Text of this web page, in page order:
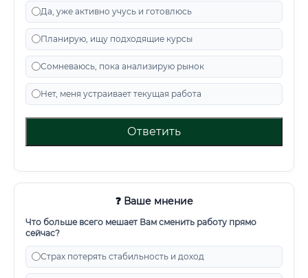
Да, уже активно учусь и готовлюсь
Планирую, ищу подходящие курсы
Сомневаюсь, пока анализирую рынок
Нет, меня устраивает текущая работа
Ответить
❓ Ваше мнение
Что больше всего мешает Вам сменить работу прямо
сейчас?
Страх потерять стабильность и доход